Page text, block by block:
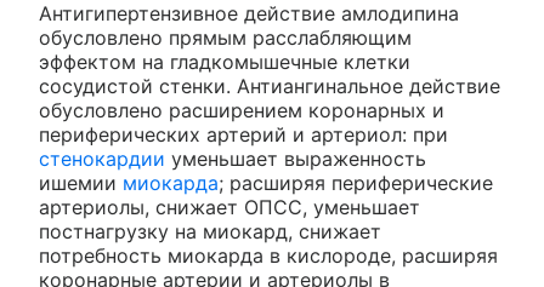
Антигипертензивное действие амлодипина
обусловлено прямым расслабляющим
эффектом на гладкомышечные клетки
сосудистой стенки. Антиангинальное действие
обусловлено расширением коронарных и
периферических артерий и артериол: при
стенокардии уменьшает выраженность
ишемии миокарда; расширяя периферические
артериолы, снижает ОПСС, уменьшает
постнагрузку на миокард, снижает
потребность миокарда в кислороде, расширяя
коронарные артерии и артериолы в